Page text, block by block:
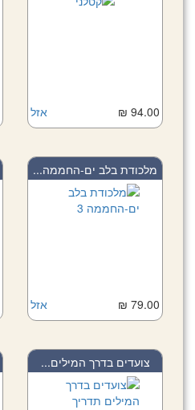
אזל 94.00 ₪
מלכודת בלב ים-החממה...
אזל 79.00 ₪
צועדים בדרך המילים...